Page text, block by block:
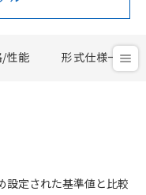
/性能 形式仕様一覧
設定された基準値と比較